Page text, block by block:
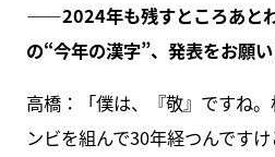
――2024年も残すところあと
の“今年の漢字”、発表をお願い
高橋：「僕は、『敬』ですね
ンビを組んで30年経つんです